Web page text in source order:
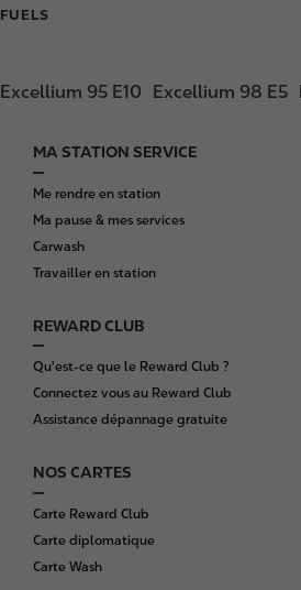
FUELS
Excellium 95 E10 Excellium 98 E5
F
o
o
t
e
MA STATION SERVICE
Me rendre en station
Ma pause & mes services
Carwash
Travailler en station
REWARD CLUB
Qu'est-ce que le Reward Club ?
Connectez vous au Reward Club
Assistance dépannage gratuite
NOS CARTES
Carte Reward Club
Carte diplomatique
Carte Wash